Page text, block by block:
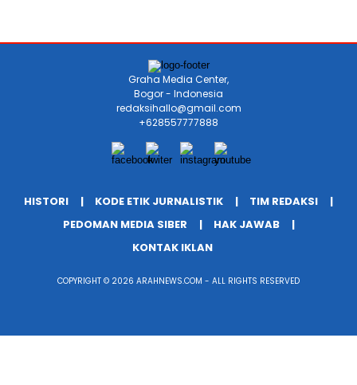
Graha Media Center,
Bogor - Indonesia
redaksihallo@gmail.com
+628557777888
HISTORI KODE ETIK JURNALISTIK
TIM REDAKSI
PEDOMAN MEDIA SIBER
HAK JAWAB
KONTAK IKLAN
COPYRIGHT © 2026 ARAHNEWS.COM - ALL RIGHTS RESERVED